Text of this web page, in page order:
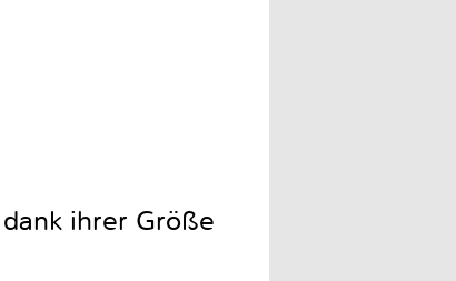
ihrer Größe